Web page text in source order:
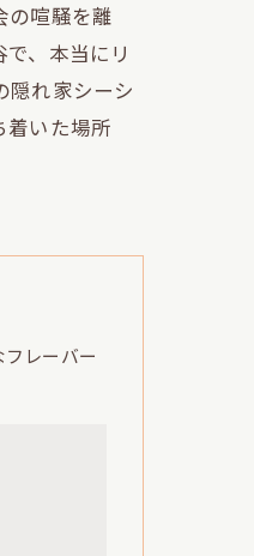
の喧騒を離
、本当にリ
隠れ家シーシ
着いた場所
レーバー